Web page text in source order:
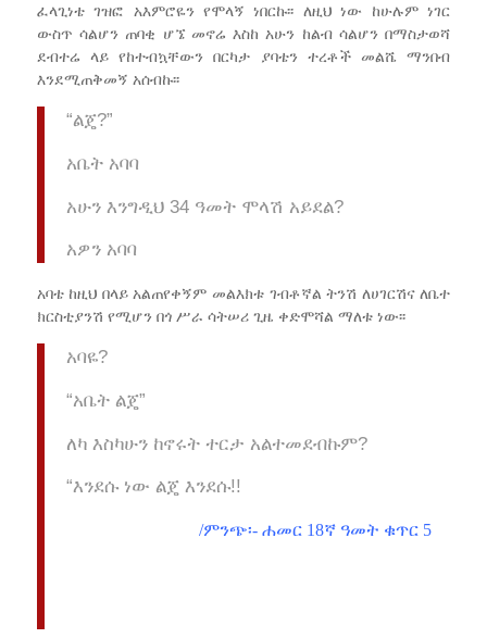
ፈላጊነቴ ገዝፎ አእምሮዬን የሞላኝ ነበርኩ፡፡ ለዚህ ነው ከሁሉም ነገር
ውስጥ ሳልሆን ጠባቂ ሆኜ መኖሬ እስከ አሁን ከልብ ሳልሆን በማስታወሻ
ደብተሬ ላይ የከተብኳቸውን በርካታ ያባቴን ተረቶች መልሼ ማንበብ
እንደሚጠቅመኝ አሰብኩ፡፡
“ልጄ?”
አቤት አባባ
አሁን እንግዲህ 34 ዓመት ሞላሽ አይደል?
አዎን አባባ
አባቴ ከዚህ በላይ አልጠየቀኝም መልእክቱ ገብቶኛል ትንሽ ለሀገርሽና ለቤተ
ክርስቲያንሽ የሚሆን በጎ ሥራ ሳትሠሪ ጊዜ ቀድሞሻል ማለቱ ነው፡፡
አባዬ?
“አቤት ልጄ”
ለካ እስካሁን ከኖሩት ተርታ አልተመደብኩም?
“እንደሱ ነው ልጄ እንደሱ!!
/ምንጭ፡- ሐመር 18ኛ ዓመት ቁጥር 5